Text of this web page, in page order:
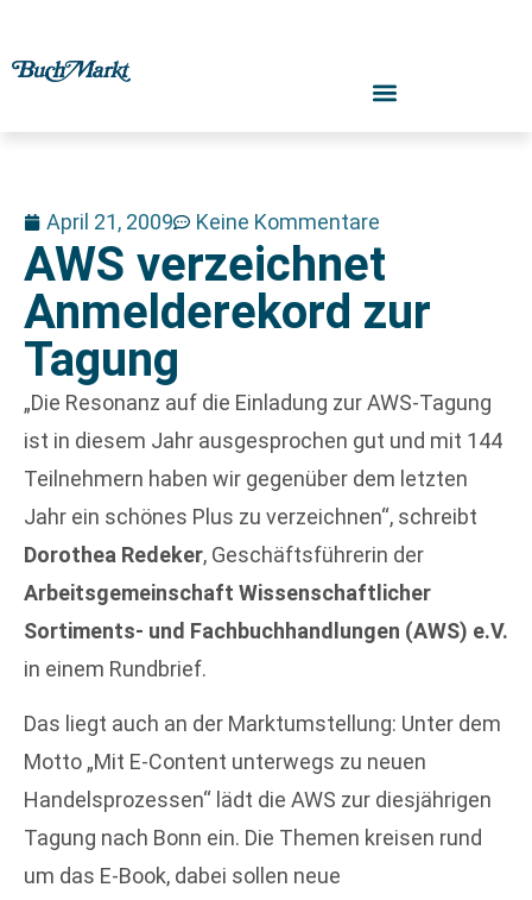
April 21, 2009 Keine Kommentare
AWS verzeichnet
Anmelderekord zur
Tagung
„Die Resonanz auf die Einladung zur AWS-Tagung
ist in diesem Jahr ausgesprochen gut und mit 144
Teilnehmern haben wir gegenüber dem letzten
Jahr ein schönes Plus zu verzeichnen“, schreibt
Dorothea Redeker, Geschäftsführerin der
Arbeitsgemeinschaft Wissenschaftlicher
Sortiments- und Fachbuchhandlungen (AWS) e.V.
in einem Rundbrief.
Das liegt auch an der Marktumstellung: Unter dem
Motto „Mit E-Content unterwegs zu neuen
Handelsprozessen“ lädt die AWS zur diesjährigen
Tagung nach Bonn ein. Die Themen kreisen rund
um das E-Book, dabei sollen neue